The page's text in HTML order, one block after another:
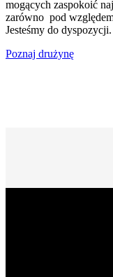
mogących zaspokoić
zarówno pod
Jesteśmy do dyspozycji.
Poznaj drużynę